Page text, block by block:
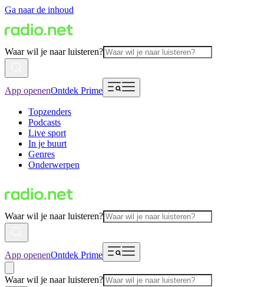
Ga naar de inhoud
Waar wil je naar luisteren?
App openenOntdek Prime
Topzenders
Podcasts
Live sport
In je buurt
Genres
Onderwerpen
Waar wil je naar luisteren?
App openenOntdek Prime
Waar wil je naar luisteren?